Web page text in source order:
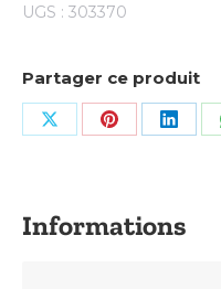
UGS : 303370
Partager ce produit
Share Share Share